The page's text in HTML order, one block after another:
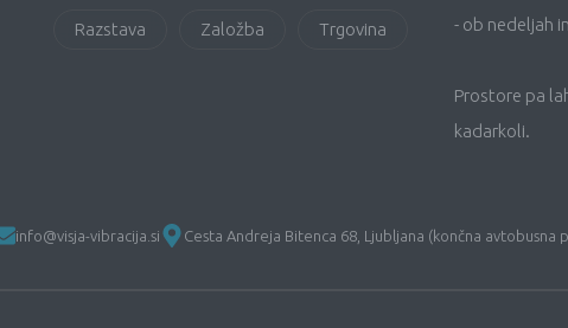
Razstava Založba Trgovina
- ob nedeljah
Prostore pa
kadarkoli.
info@visja-vibracija.si Cesta Andreja Bitenca 68, Ljubljana (končna avtobusna